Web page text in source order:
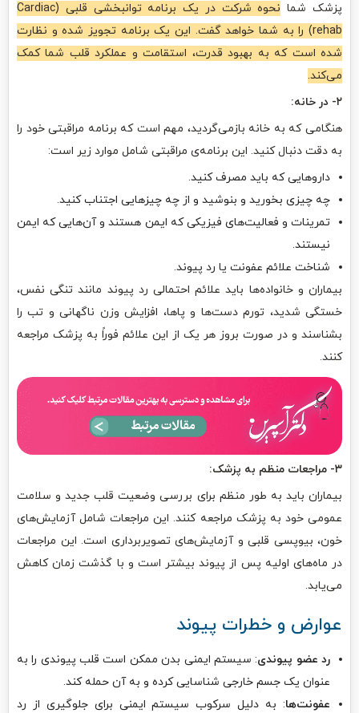
پزشک شما
نحوه شرکت در یک برنامه توانبخشی قلبی (Cardiac
rehab) را به شما خواهد گفت. این یک برنامه تجویز شده و نظارت
شده است که به بهبود قدرت، استقامت و عملکرد قلب شما کمک
می‌کند.
۲- در خانه:
هنگامی که به خانه بازمی‌گردید، مهم است که برنامه مراقبتی خود را
به دقت دنبال کنید. این برنامه‌ی مراقبتی شامل موارد زیر است:
داروهایی که باید مصرف کنید.
چه چیزی بخورید و بنوشید و از چه چیزهایی اجتناب کنید.
تمرینات و فعالیت‌های فیزیکی که ایمن هستند و آن‌هایی که ایمن
نیستند.
شناخت علائم عفونت یا رد پیوند.
بیماران و خانواده‌ها باید علائم احتمالی رد پیوند مانند تنگی نفس،
خستگی شدید، تورم دست‌ها و پاها، افزایش وزن ناگهانی و تب را
بشناسند و در صورت بروز هر یک از این علائم فوراً به پزشک مراجعه
کنند.
۳- مراجعات منظم به پزشک:
بیماران باید به طور منظم برای بررسی وضعیت قلب جدید و سلامت
عمومی خود به پزشک مراجعه کنند. این مراجعات شامل آزمایش‌های
خون، بیوپسی قلبی و آزمایش‌های تصویربرداری است. این مراجعات
در ماه‌های اولیه پس از پیوند بیشتر است و با گذشت زمان کاهش
می‌یابد.
عوارض و خطرات پیوند
رد عضو پیوندی: سیستم ایمنی بدن ممکن است قلب پیوندی را به
عنوان یک جسم خارجی شناسایی کرده و به آن حمله کند.
عفونت‌ها: به دلیل سرکوب سیستم ایمنی برای جلوگیری از رد